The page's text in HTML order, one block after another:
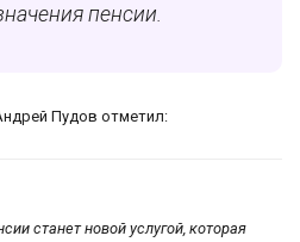
пенсии.
Пудов отметил:
станет новой услугой, которая